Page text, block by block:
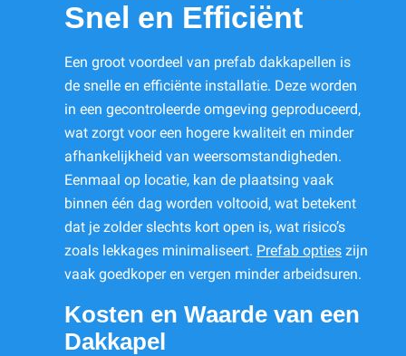
Snel en Efficiënt
Een groot voordeel van prefab dakkapellen is
de snelle en efficiënte installatie. Deze worden
in een gecontroleerde omgeving geproduceerd,
wat zorgt voor een hogere kwaliteit en minder
afhankelijkheid van weersomstandigheden.
Eenmaal op locatie, kan de plaatsing vaak
binnen één dag worden voltooid, wat betekent
dat je zolder slechts kort open is, wat risico’s
zoals lekkages minimaliseert. Prefab opties zijn
vaak goedkoper en vergen minder arbeidsuren.
Kosten en Waarde van een
Dakkapel